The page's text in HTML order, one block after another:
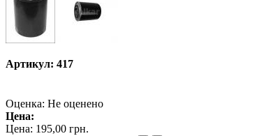
Артикул: 417
Оценка: Не оценено
Цена:
Цена: 195,00 грн.